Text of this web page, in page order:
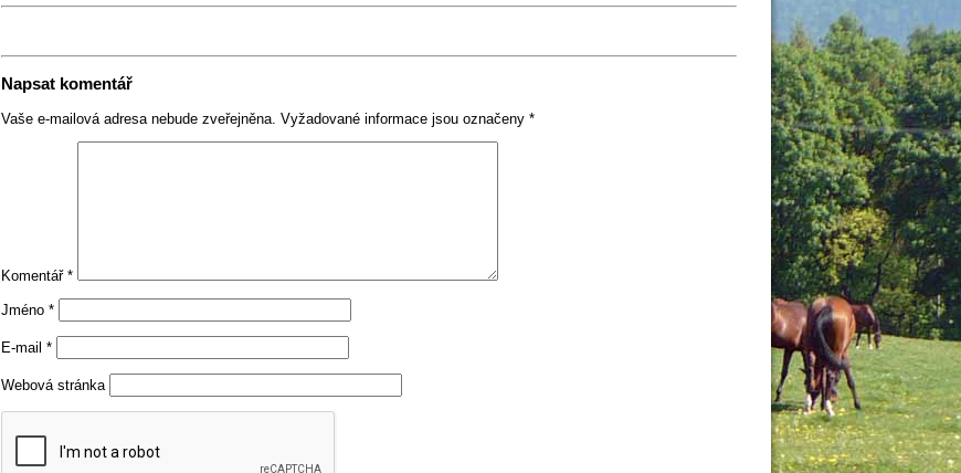
Napsat komentář
Vaše e-mailová adresa nebude zveřejněna. Vyžadované informace jsou označeny *
Komentář *
Jméno *
E-mail *
Webová stránka